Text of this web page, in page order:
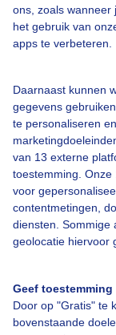
ons, zoals wanneer
het gebruik van
apps te verbeteren.
Daarnaast kunnen
gegevens
te personaliseren
van 13 externe
toestemming.
voor
contentmetingen,
diensten. Sommige
geolocatie hiervoor
Geef
Door op "Gratis" te
bovenstaande
Bekijk slideshow
Over
Veelgestelde